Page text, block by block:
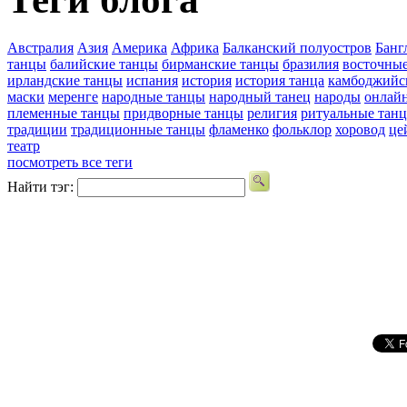
Австралия Азия Америка Африка Балканский полуостров
танцы балийские танцы бирманские танцы бразилия
ирландские танцы испания история история танца
маски меренге народные танцы народный танец народы
племенные танцы придворные танцы религия ритуальные
традиции традиционные танцы фламенко фольклор хоровод
театр
посмотреть все теги
Найти тэг: